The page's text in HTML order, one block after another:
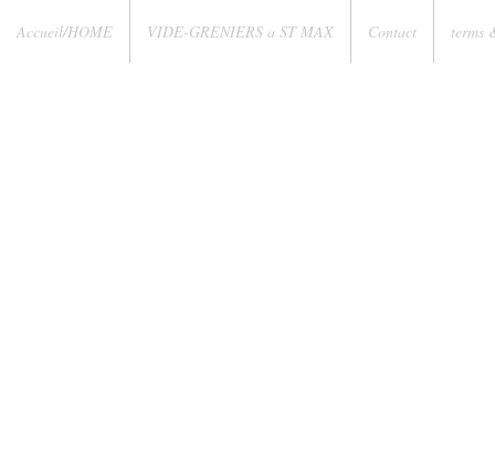
Accueil/HOME VIDE-GRENIERS a ST MAX Contact terms